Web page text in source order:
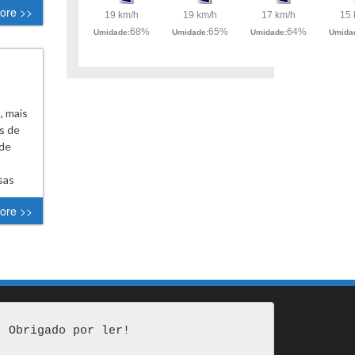
>>
mais
de
>>
Obrigado por ler!